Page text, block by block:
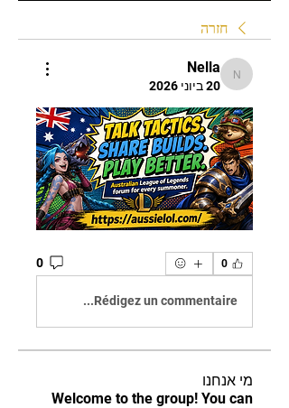
חזרה
Nella
Nella
20 ביוני 2026
0
0
Rédigez un commentaire...
מי אנחנו
Welcome to the group! You can